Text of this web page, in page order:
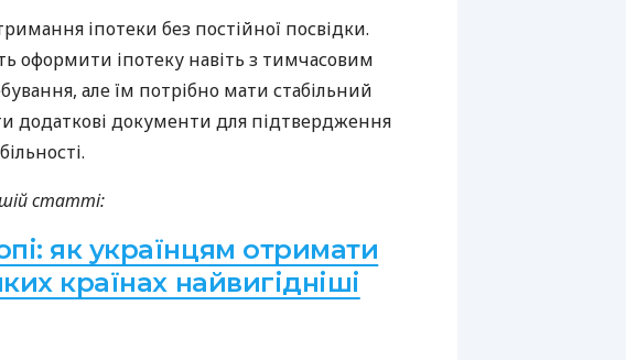
іпотеки без постійної посвідки.
оформити іпотеку навіть з тимчасовим
але їм потрібно мати стабільний
додаткові документи для підтвердження
статті:
як українцям отримати
країнах найвигідніші